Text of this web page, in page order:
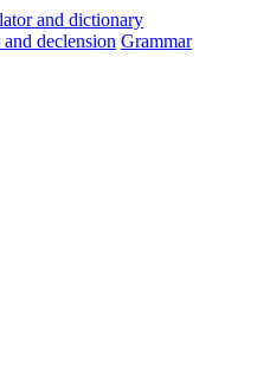
and declension Grammar